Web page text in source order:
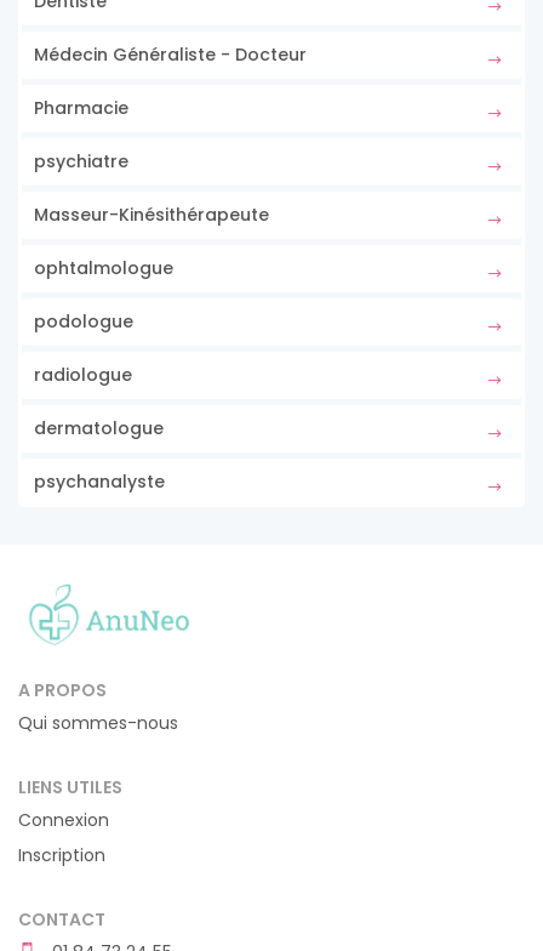
Médecin Généraliste - Docteur
Pharmacie
psychiatre
Masseur-Kinésithérapeute
ophtalmologue
podologue
radiologue
dermatologue
psychanalyste
A PROPOS
Qui sommes-nous
LIENS UTILES
Connexion
Inscription
CONTACT